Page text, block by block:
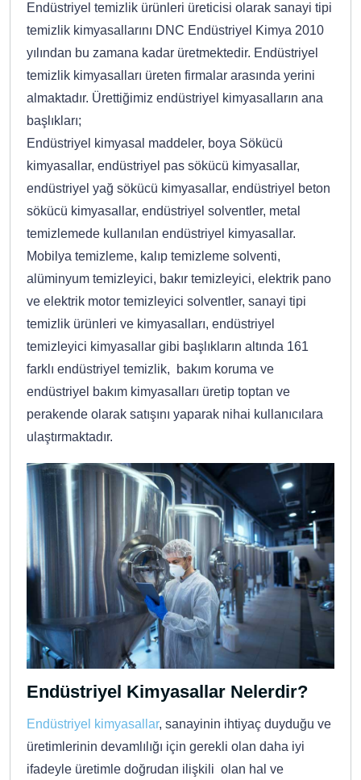
Endüstriyel temizlik ürünleri üreticisi olarak sanayi tipi
temizlik kimyasallarını DNC Endüstriyel Kimya 2010
yılından bu zamana kadar üretmektedir. Endüstriyel
temizlik kimyasalları üreten firmalar arasında yerini
almaktadır. Ürettiğimiz endüstriyel kimyasalların ana
başlıkları;
Endüstriyel kimyasal maddeler, boya Sökücü
kimyasallar, endüstriyel pas sökücü kimyasallar,
endüstriyel yağ sökücü kimyasallar, endüstriyel beton
sökücü kimyasallar, endüstriyel solventler, metal
temizlemede kullanılan endüstriyel kimyasallar.
Mobilya temizleme, kalıp temizleme solventi,
alüminyum temizleyici, bakır temizleyici, elektrik pano
ve elektrik motor temizleyici solventler, sanayi tipi
temizlik ürünleri ve kimyasalları, endüstriyel
temizleyici kimyasallar gibi başlıkların altında 161
farklı endüstriyel temizlik, bakım koruma ve
endüstriyel bakım kimyasalları üretip toptan ve
perakende olarak satışını yaparak nihai kullanıcılara
ulaştırmaktadır.
Endüstriyel Kimyasallar Nelerdir?
Endüstriyel kimyasallar, sanayinin ihtiyaç duyduğu ve
üretimlerinin devamlılığı için gerekli olan daha iyi
ifadeyle üretimle doğrudan ilişkili olan hal ve